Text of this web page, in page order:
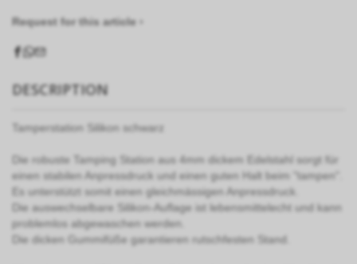
Request for this article ›
DESCRIPTION
Tamperstation Silikon schwarz
Die robuste Tamping Station aus 4mm dickem Edelstahl sorgt für
einen stabilen Anpressdruck und einen guten Halt beim "tampen".
Es unterstützt somit einen gleichmässigen Anpressdruck.
Die auswechselbare Silikon-Auflage ist lebensmittelecht und kann
problemlos abgewaschen werden.
Die dicken Gummifüße garantieren rutschfesten Stand.